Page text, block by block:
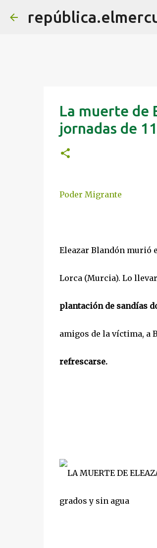
La muerte de
jornadas de
Poder Migrante
Eleazar Blandón murió
Lorca (Murcia). Lo
plantación de sandías
amigos de la víctima, a
refrescarse.